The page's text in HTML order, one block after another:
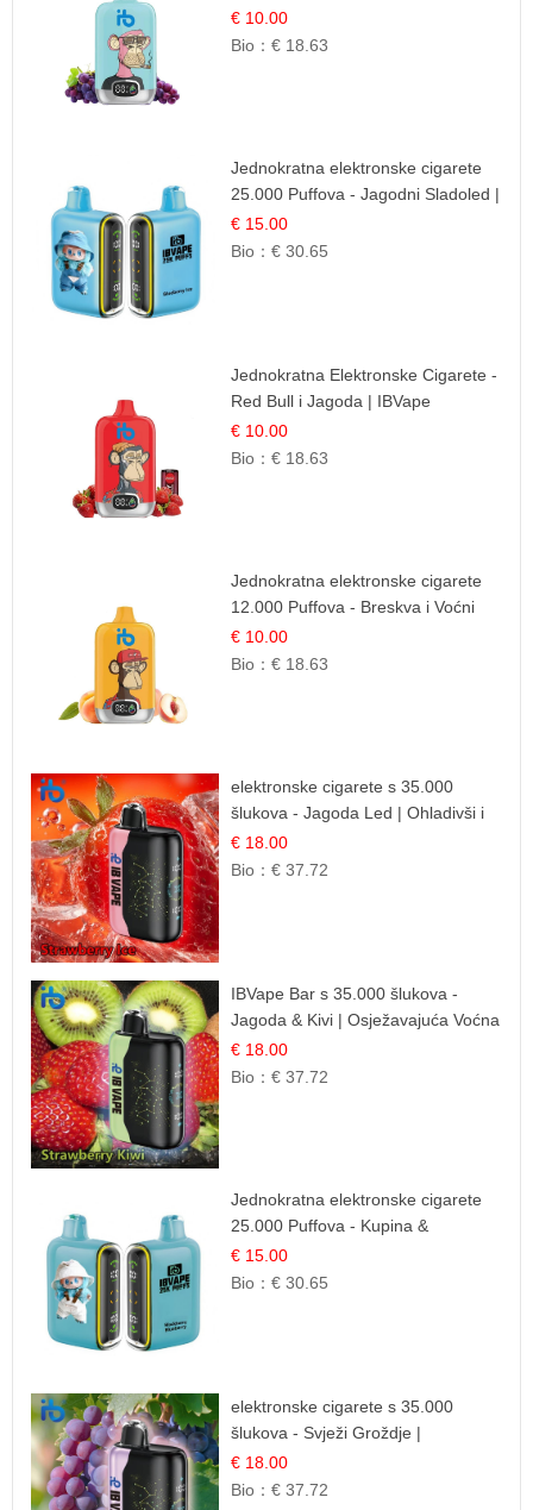
Elegantna Voćna Kombinacija
€ 10.00
Bio：€ 18.63
Jednokratna elektronske cigarete
25.000 Puffova - Jagodni Sladoled |
Kremasta Slatka Okus
€ 15.00
Bio：€ 30.65
Jednokratna Elektronske Cigarete -
Red Bull i Jagoda | IBVape
€ 10.00
Bio：€ 18.63
Jednokratna elektronske cigarete
12.000 Puffova - Breskva i Voćni
Sok | Osježavajuća Voćna
Mješavina
€ 10.00
Bio：€ 18.63
elektronske cigarete s 35.000
šlukova - Jagoda Led | Ohladivši i
Osježavajući Okus
€ 18.00
Bio：€ 37.72
IBVape Bar s 35.000 šlukova -
Jagoda & Kivi | Osježavajuća Voćna
Mješavina
€ 18.00
Bio：€ 37.72
Jednokratna elektronske cigarete
25.000 Puffova - Kupina &
Borovnica | Šumska Voćna
Mješavina
€ 15.00
Bio：€ 30.65
elektronske cigarete s 35.000
šlukova - Svježi Groždje |
Osježavajuća Voćna Aroma
€ 18.00
Bio：€ 37.72